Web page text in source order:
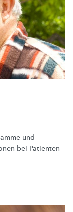
und
bei Patienten